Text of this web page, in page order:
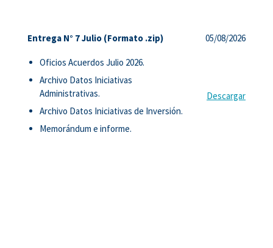
Entrega N° 7 Julio (Formato .zip) 05/08/2026
Oficios Acuerdos Julio 2026.
Archivo Datos Iniciativas
Administrativas.
Archivo Datos Iniciativas de Inversión.
Memorándum e informe.
Descargar